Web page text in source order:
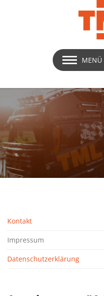
MENÜ
Kontakt
Impressum
Datenschutzerklärung